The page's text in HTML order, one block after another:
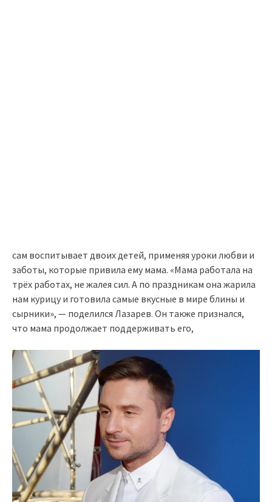
сам воспитывает двоих детей, применяя уроки любви и
заботы, которые привила ему мама. «Мама работала на
трёх работах, не жалея сил. А по праздникам она жарила
нам курицу и готовила самые вкусные в мире блины и
сырники», — поделился Лазарев. Он также признался,
что мама продолжает поддерживать его,